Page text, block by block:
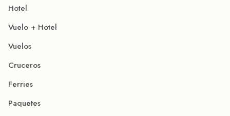
Hotel
Vuelo + Hotel
Vuelos
Cruceros
Ferries
Paquetes